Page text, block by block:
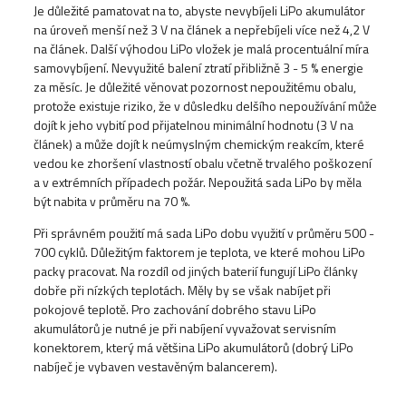
Je důležité pamatovat na to, abyste nevybíjeli LiPo akumulátor
na úroveň menší než 3 V na článek a nepřebíjeli více než 4,2 V
na článek. Další výhodou LiPo vložek je malá procentuální míra
samovybíjení. Nevyužité balení ztratí přibližně 3 - 5 % energie
za měsíc. Je důležité věnovat pozornost nepoužitému obalu,
protože existuje riziko, že v důsledku delšího nepoužívání může
dojít k jeho vybití pod přijatelnou minimální hodnotu (3 V na
článek) a může dojít k neúmyslným chemickým reakcím, které
vedou ke zhoršení vlastností obalu včetně trvalého poškození
a v extrémních případech požár. Nepoužitá sada LiPo by měla
být nabita v průměru na 70 %.
Při správném použití má sada LiPo dobu využití v průměru 500 -
700 cyklů. Důležitým faktorem je teplota, ve které mohou LiPo
packy pracovat. Na rozdíl od jiných baterií fungují LiPo články
dobře při nízkých teplotách. Měly by se však nabíjet při
pokojové teplotě. Pro zachování dobrého stavu LiPo
akumulátorů je nutné je při nabíjení vyvažovat servisním
konektorem, který má většina LiPo akumulátorů (dobrý LiPo
nabíječ je vybaven vestavěným balancerem).